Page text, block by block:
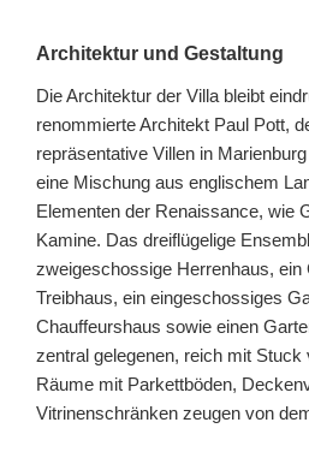
Architektur und Gestaltung
Die Architektur der Villa bleibt
renommierte Architekt Paul Pott,
repräsentative Villen in
eine Mischung aus englischem
Elementen der Renaissance, wie
Kamine. Das dreiflügelige
zweigeschossige Herrenhaus,
Treibhaus, ein eingeschossiges
Chauffeurshaus sowie einen
zentral gelegenen, reich mit
Räume mit Parkettböden,
Vitrinenschränken zeugen von